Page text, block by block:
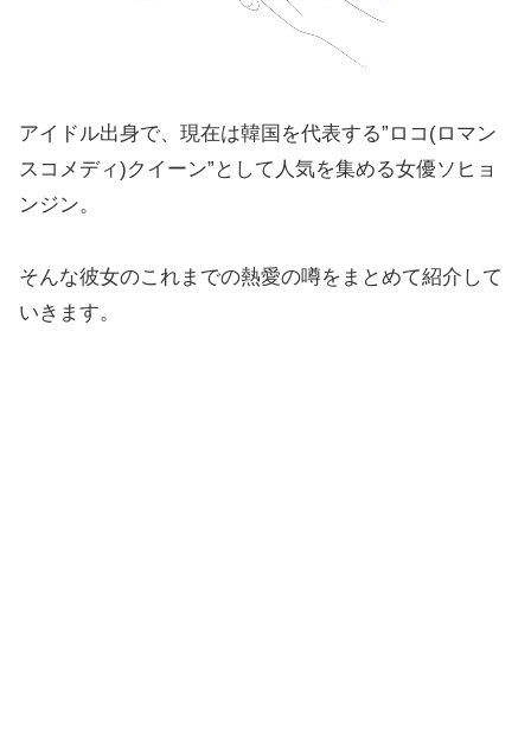
アイドル出身で、現在は韓国を代表する”ロコ(ロマン
スコメディ)クイーン”として人気を集める女優ソヒョ
ンジン。
そんな彼女のこれまでの熱愛の噂をまとめて紹介して
いきます。